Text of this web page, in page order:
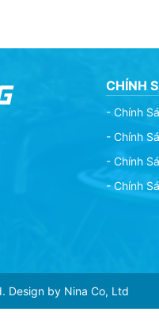
CHÍNH
- Chính
- Chính
- Chính
- Chính
Design by Nina Co, Ltd